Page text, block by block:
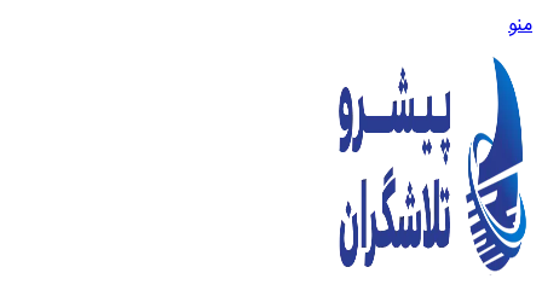
منو